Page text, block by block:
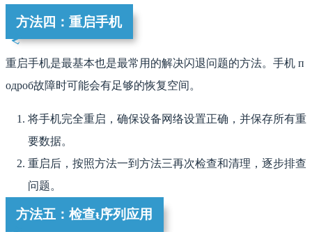
方法四：重启手机
重启手机是最基本也是最常用的解决闪退问题的方法。手机 п
одроб故障时可能会有足够的恢复空间。
将手机完全重启，确保设备网络设置正确，并保存所有重
要数据。
重启后，按照方法一到方法三再次检查和清理，逐步排查
问题。
方法五：检查ᵼ序列应用